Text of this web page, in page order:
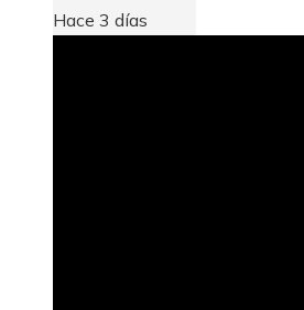
Hace 3 días